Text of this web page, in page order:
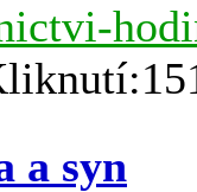
a syn